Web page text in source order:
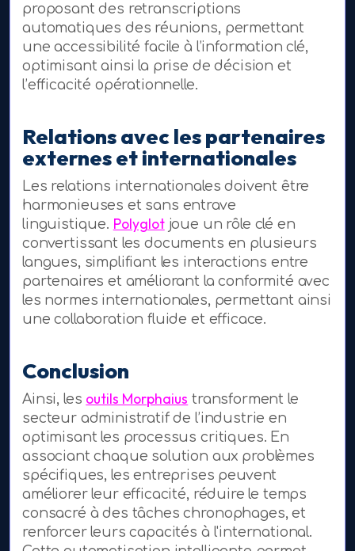
proposant des retranscriptions
automatiques des réunions, permettant
une accessibilité facile à l’information clé,
optimisant ainsi la prise de décision et
l’efficacité opérationnelle.
Relations avec les partenaires
externes et internationales
Les relations internationales doivent être
harmonieuses et sans entrave
linguistique. Polyglotjoue un rôle clé en
convertissant les documents en plusieurs
langues, simplifiant les interactions entre
partenaires et améliorant la conformité avec
les normes internationales, permettant ainsi
une collaboration fluide et efficace.
Conclusion
Ainsi, les outils Morphaius transforment le
secteur administratif de l’industrie en
optimisant les processus critiques. En
associant chaque solution aux problèmes
spécifiques, les entreprises peuvent
améliorer leur efficacité, réduire le temps
consacré à des tâches chronophages, et
renforcer leurs capacités à l'international.